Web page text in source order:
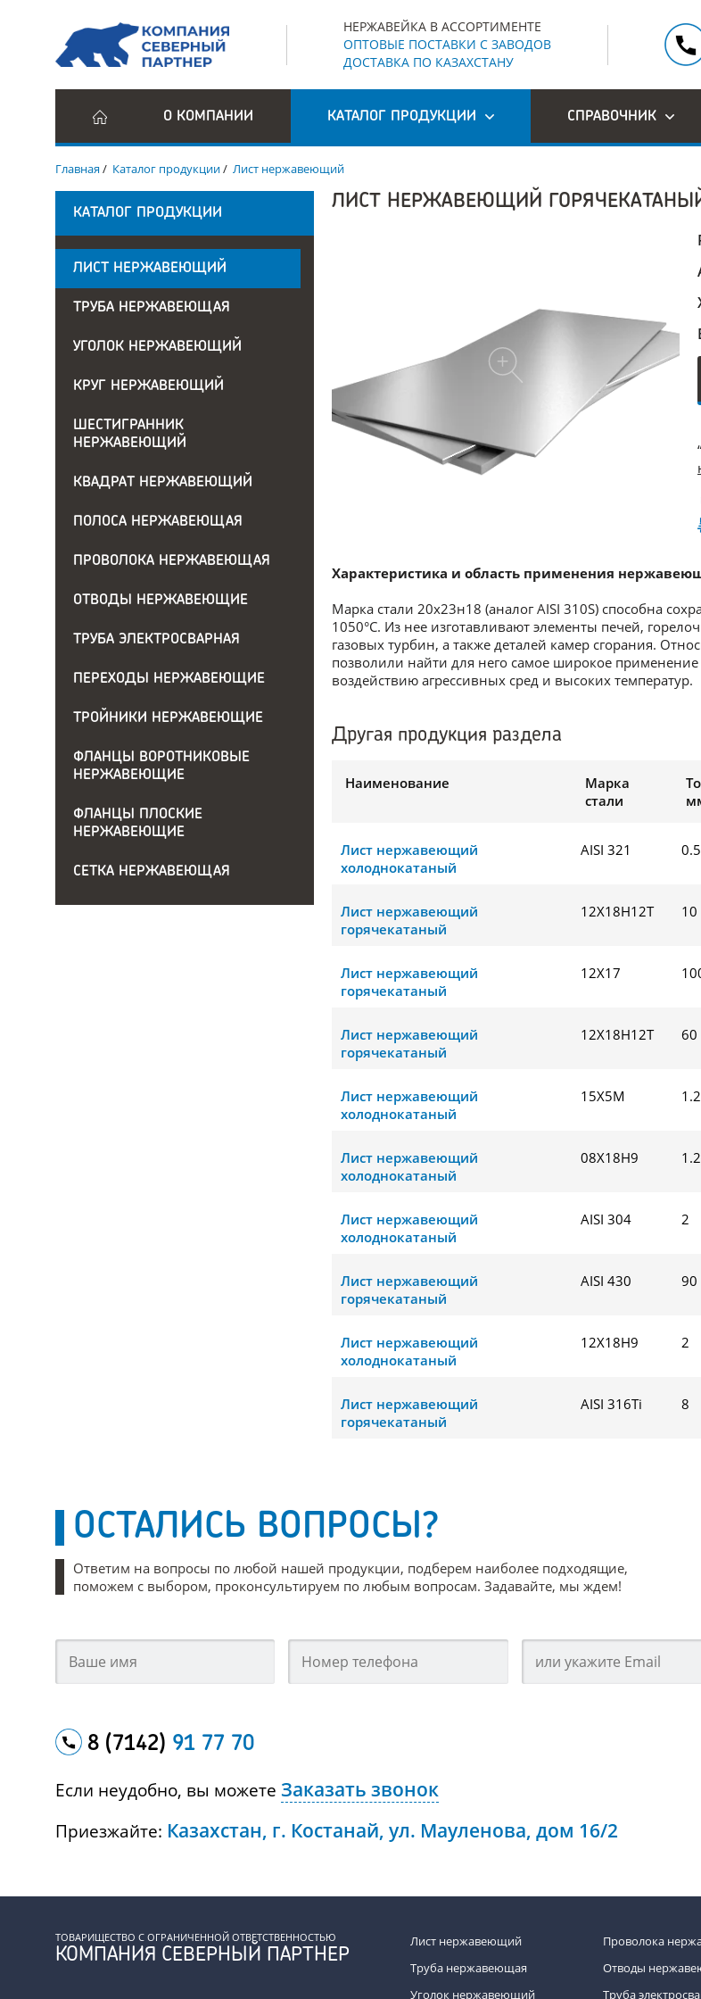
НЕРЖАВЕЙКА В АССОРТИМЕНТЕ
ОПТОВЫЕ ПОСТАВКИ С ЗАВОДОВ
ДОСТАВКА ПО КАЗАХСТАНУ
О КОМПАНИИ КАТАЛОГ ПРОДУКЦИИ СПРАВОЧНИК
Главная/ Каталог продукции/ Лист нержавеющий
КАТАЛОГ ПРОДУКЦИИ
ЛИСТ НЕРЖАВЕЮЩИЙ
ТРУБА НЕРЖАВЕЮЩАЯ
УГОЛОК НЕРЖАВЕЮЩИЙ
КРУГ НЕРЖАВЕЮЩИЙ
ШЕСТИГРАННИК
НЕРЖАВЕЮЩИЙ
КВАДРАТ НЕРЖАВЕЮЩИЙ
ПОЛОСА НЕРЖАВЕЮЩАЯ
ПРОВОЛОКА НЕРЖАВЕЮЩАЯ
ОТВОДЫ НЕРЖАВЕЮЩИЕ
ТРУБА ЭЛЕКТРОСВАРНАЯ
ПЕРЕХОДЫ НЕРЖАВЕЮЩИЕ
ТРОЙНИКИ НЕРЖАВЕЮЩИЕ
ФЛАНЦЫ ВОРОТНИКОВЫЕ
НЕРЖАВЕЮЩИЕ
ФЛАНЦЫ ПЛОСКИЕ
НЕРЖАВЕЮЩИЕ
СЕТКА НЕРЖАВЕЮЩАЯ
ЛИСТ НЕРЖАВЕЮЩИЙ ГОРЯЧЕКАТАНЫЙ
Характеристика и область применения
Марка стали 20х23н18 (аналог AISI 310S) способна
1050°С. Из нее изготавливают элементы печей,
газовых турбин, а также деталей камер сгорания.
позволили найти для него самое широкое
воздействию агрессивных сред и высоких температур.
Другая продукция раздела
Наименование
Марка
стали
Лист нержавеющий
холоднокатаный
AISI 321 0.5
Лист нержавеющий
горячекатаный
12Х18Н12Т 10
Лист нержавеющий
горячекатаный
12Х17
Лист нержавеющий
горячекатаный
12Х18Н12Т 60
Лист нержавеющий
холоднокатаный
15Х5М 1.2
Лист нержавеющий
холоднокатаный
08Х18Н9 1.2
Лист нержавеющий
холоднокатаный
AISI 304 2
Лист нержавеющий
горячекатаный
AISI 430 90
Лист нержавеющий
холоднокатаный
12Х18Н9 2
Лист нержавеющий
горячекатаный
AISI 316Ti 8
ОСТАЛИСЬ ВОПРОСЫ?
Ответим на вопросы по любой нашей продукции, подберем наиболее подходящие,
поможем с выбором, проконсультируем по любым вопросам. Задавайте, мы ждем!
8 (7142) 91 77 70
Если неудобно, вы можете Заказать звонок
Приезжайте: Казахстан, г. Костанай, ул. Мауленова, дом 16/2
ТОВАРИЩЕСТВО С ОГРАНИЧЕННОЙ ОТВЕТСТВЕННОСТЬЮ
КОМПАНИЯ СЕВЕРНЫЙ ПАРТНЕР
Лист нержавеющий
Труба нержавеющая
Уголок нержавеющий
Проволока
Отводы
Труба